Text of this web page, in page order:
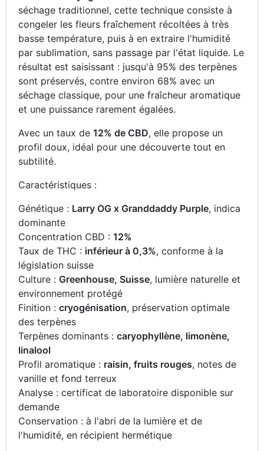
séchage traditionnel, cette technique consiste à
congeler les fleurs fraîchement récoltées à très
basse température, puis à en extraire l'humidité
par sublimation, sans passage par l'état liquide. Le
résultat est saisissant : jusqu'à 95% des terpènes
sont préservés, contre environ 68% avec un
séchage classique, pour une fraîcheur aromatique
et une puissance rarement égalées.
Avec un taux de 12% de CBD, elle propose un
profil doux, idéal pour une découverte tout en
subtilité.
Caractéristiques :
Génétique : Larry OG x Granddaddy Purple, indica
dominante
Concentration CBD : 12%
Taux de THC : inférieur à 0,3%, conforme à la
législation suisse
Culture : Greenhouse, Suisse, lumière naturelle et
environnement protégé
Finition : cryogénisation, préservation optimale
des terpènes
Terpènes dominants : caryophyllène, limonène,
linalool
Profil aromatique : raisin, fruits rouges, notes de
vanille et fond terreux
Analyse : certificat de laboratoire disponible sur
demande
Conservation : à l'abri de la lumière et de
l'humidité, en récipient hermétique